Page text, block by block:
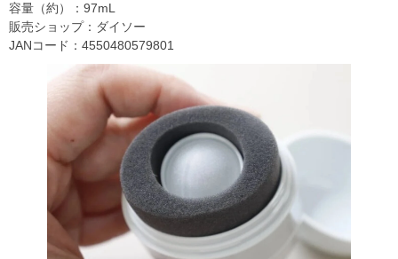
容量（約）：97mL
販売ショップ：ダイソー
JANコード：4550480579801